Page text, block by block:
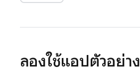
ลองใช้แอปตัวอย่าง